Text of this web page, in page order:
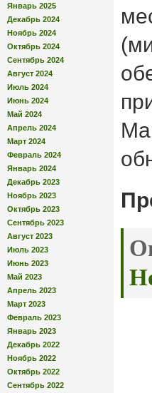
Январь 2025
Декабрь 2024
Ноябрь 2024
Октябрь 2024
Сентябрь 2024
Август 2024
Июль 2024
Июнь 2024
Май 2024
Апрель 2024
Март 2024
Февраль 2024
Январь 2024
Декабрь 2023
Ноябрь 2023
Октябрь 2023
Сентябрь 2023
Август 2023
Июль 2023
Июнь 2023
Май 2023
Апрель 2023
Март 2023
Февраль 2023
Январь 2023
Декабрь 2022
Ноябрь 2022
Октябрь 2022
Сентябрь 2022